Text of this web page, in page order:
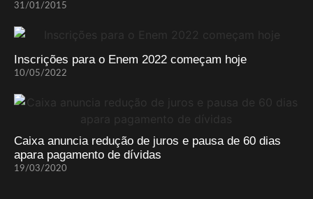
31/01/2015
Inscrições para o Enem 2022 começam hoje
10/05/2022
Caixa anuncia redução de juros e pausa de 60 dias
apara pagamento de dívidas
19/03/2020